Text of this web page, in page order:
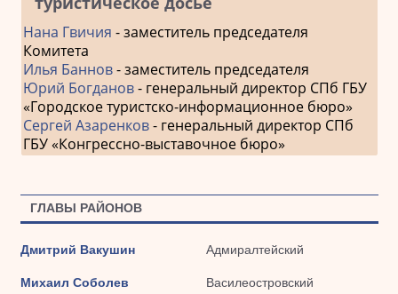
Нана Гвичия - заместитель председателя
Комитета
Илья Баннов- заместитель председателя
Юрий Богданов- генеральный директор СПб ГБУ
«Городское туристско-информационное бюро»
Сергей Азаренков- генеральный директор СПб
ГБУ «Конгрессно-выставочное бюро»
ГЛАВЫ РАЙОНОВ
Дмитрий Вакушин Адмиралтейский
Михаил Соболев Василеостровский